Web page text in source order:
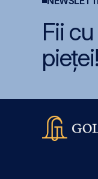
Fii
pieței!